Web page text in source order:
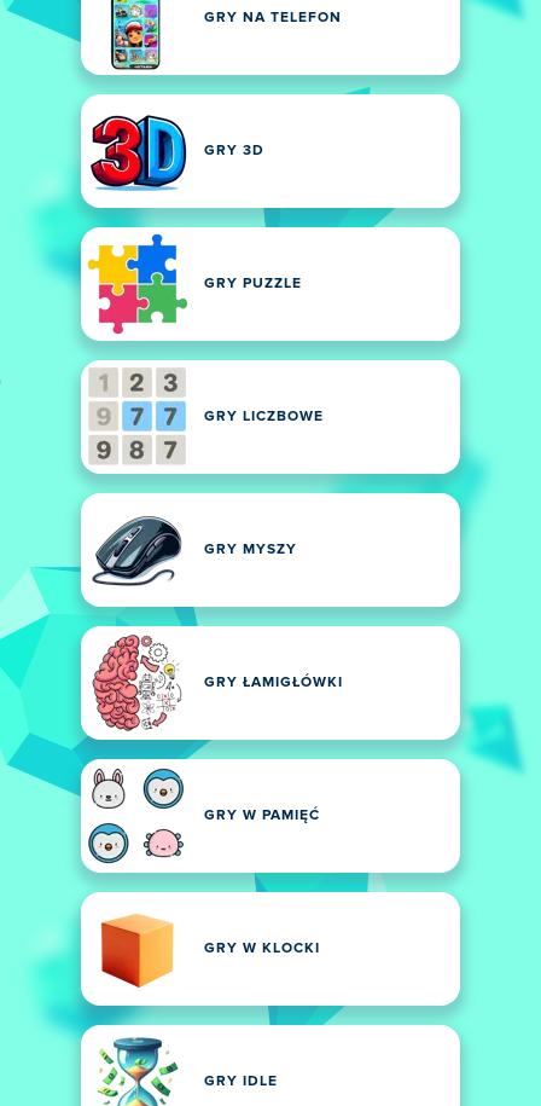
GRY NA TELEFON
GRY 3D
GRY PUZZLE
GRY LICZBOWE
GRY MYSZY
GRY ŁAMIGŁÓWKI
GRY W PAMIĘĆ
GRY W KLOCKI
GRY IDLE